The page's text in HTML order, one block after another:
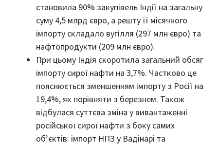
становила 90% закупівель Індії на загальну
суму 4,5 млрд євро, а решту її місячного
імпорту складало вугілля (297 млн ​​євро) та
нафтопродукти (209 млн євро).
При цьому Індія скоротила загальний обсяг
імпорту сирої нафти на 3,7%. Частково це
пояснюється зменшенням імпорту з Росії на
19,4%, як порівняти з березнем. Також
відбулася суттєва зміна у вивантаженні
російської сирої нафти з боку самих
об’єктів: імпорт НПЗ у Вадінарі та